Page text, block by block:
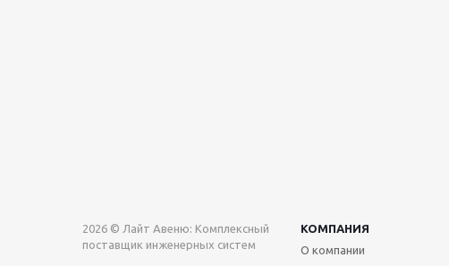
2026 © Лайт Авеню: Комплексный
поставщик инженерных систем
КОМПАНИЯ
О компании